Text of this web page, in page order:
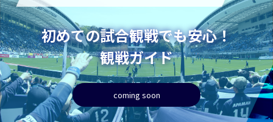
初めての試合観戦でも安心！
観戦ガイド
coming soon